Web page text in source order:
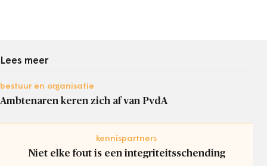
Lees meer
bestuur en organisatie
Ambtenaren keren zich af van PvdA
kennispartners
Niet elke fout is een integriteitsschending